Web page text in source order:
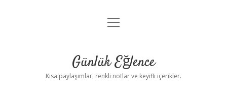
Anasayfa
Yasal Uyarı
menüyü
Günlük Eğlence
Kısa paylaşımlar, renkli notlar ve keyifli içerikler.